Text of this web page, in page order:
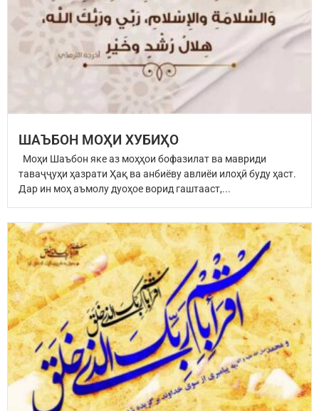
ШАЪБОН МОҲИ ХУБИҲО
Моҳи Шаъбон яке аз моҳҳои бофазилат ва мавриди
таваҷҷуҳи ҳазрати Ҳақ ва анбиёву авлиёи илоҳӣ буду ҳаст.
Дар ин моҳ аъмолу дуоҳое ворид гаштааст,...